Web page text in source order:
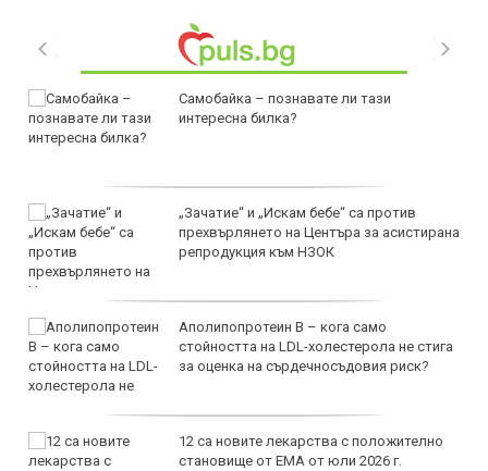
Самобайка – познавате ли тази
интересна билка?
„Зачатие“ и „Искам бебе“ са против
прехвърлянето на Центъра за асистирана
репродукция към НЗОК
Аполипопротеин B – кога само
стойността на LDL-холестерола не стига
за оценка на сърдечносъдовия риск?
12 са новите лекарства с положително
становище от ЕМА от юли 2026 г.